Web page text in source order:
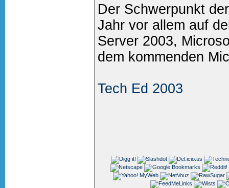
Der Schwerpunkt
Jahr vor allem auf
Server 2003,
dem kommenden
Tech Ed 2003